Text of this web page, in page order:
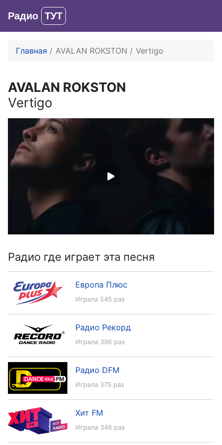
Радио ТУТ
Главная AVALAN ROKSTON Vertigo
AVALAN ROKSTON
Vertigo
Радио где играет эта песня
Играла 545 раз
Европа Плюс
Играла 396 раз
Радио Рекорд
Играла 375 раз
Радио DFM
Играла 346 раз
Хит FM